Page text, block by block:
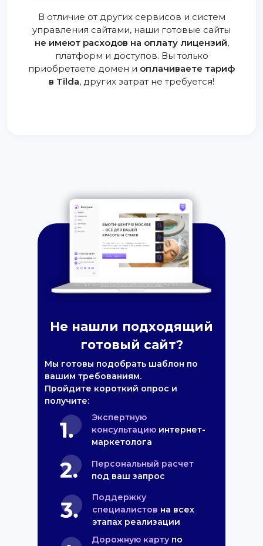
В отличие от других сервисов и систем
управления сайтами, наши готовые сайты
не имеют расходов на оплату лицензий,
платформ и доступов. Вы только
приобретаете домен и оплачиваете тариф
в Tilda, других затрат не требуется!
Не нашли подходящий
готовый сайт?
Мы готовы подобрать шаблон по
вашим требованиям.
Пройдите короткий опрос и
получите:
Экспертную
консультацию интернет-
маркетолога
Персональный расчет
под ваш запрос
Поддержку
специалистов на всех
этапах реализации
Дорожную карту по